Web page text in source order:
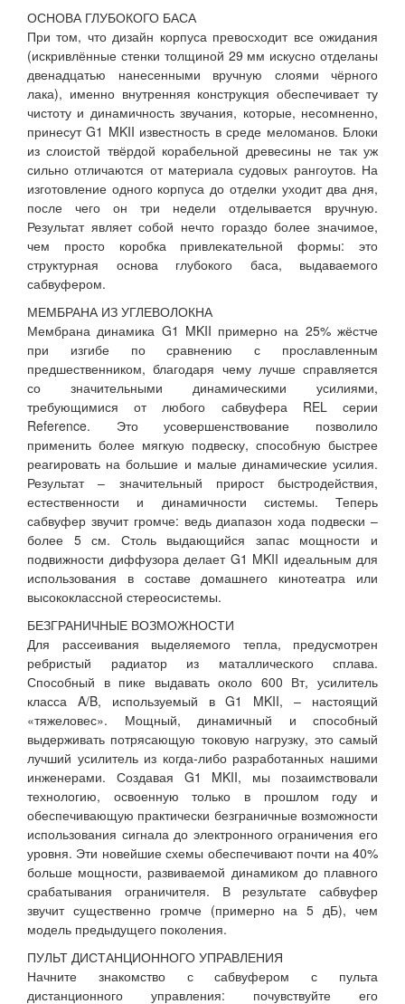
ОСНОВА ГЛУБОКОГО БАСА
При том, что дизайн корпуса превосходит все ожидания
(искривлённые стенки толщиной 29 мм искусно отделаны
двенадцатью нанесенными вручную слоями чёрного
лака), именно внутренняя конструкция обеспечивает ту
чистоту и динамичность звучания, которые, несомненно,
принесут G1 MKII известность в среде меломанов. Блоки
из слоистой твёрдой корабельной древесины не так уж
сильно отличаются от материала судовых рангоутов. На
изготовление одного корпуса до отделки уходит два дня,
после чего он три недели отделывается вручную.
Результат являет собой нечто гораздо более значимое,
чем просто коробка привлекательной формы: это
структурная основа глубокого баса, выдаваемого
сабвуфером.
МЕМБРАНА ИЗ УГЛЕВОЛОКНА
Мембрана динамика G1 MKII примерно на 25% жёстче
при изгибе по сравнению с прославленным
предшественником, благодаря чему лучше справляется
со значительными динамическими усилиями,
требующимися от любого сабвуфера REL серии
Reference. Это усовершенствование позволило
применить более мягкую подвеску, способную быстрее
реагировать на большие и малые динамические усилия.
Результат – значительный прирост быстродействия,
естественности и динамичности системы. Теперь
сабвуфер звучит громче: ведь диапазон хода подвески –
более 5 см. Столь выдающийся запас мощности и
подвижности диффузора делает G1 MKII идеальным для
использования в составе домашнего кинотеатра или
высококлассной стереосистемы.
БЕЗГРАНИЧНЫЕ ВОЗМОЖНОСТИ
Для рассеивания выделяемого тепла, предусмотрен
ребристый радиатор из маталлического сплава.
Способный в пике выдавать около 600 Вт, усилитель
класса A/B, используемый в G1 MKII, – настоящий
«тяжеловес». Мощный, динамичный и способный
выдерживать потрясающую токовую нагрузку, это самый
лучший усилитель из когда-либо разработанных нашими
инженерами. Создавая G1 MKII, мы позаимствовали
технологию, освоенную только в прошлом году и
обеспечивающую практически безграничные возможности
использования сигнала до электронного ограничения его
уровня. Эти новейшие схемы обеспечивают почти на 40%
больше мощности, развиваемой динамиком до плавного
срабатывания ограничителя. В результате сабвуфер
звучит существенно громче (примерно на 5 дБ), чем
модель предыдущего поколения.
ПУЛЬТ ДИСТАНЦИОННОГО УПРАВЛЕНИЯ
Начните знакомство с сабвуфером с пульта
дистанционного управления: почувствуйте его